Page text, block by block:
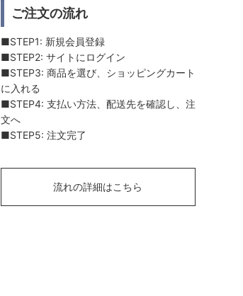
ご注文の流れ
■STEP1: 新規会員登録
■STEP2: サイトにログイン
■STEP3: 商品を選び、ショッピングカート
に入れる
■STEP4: 支払い方法、配送先を確認し、注
文へ
■STEP5: 注文完了
流れの詳細はこちら